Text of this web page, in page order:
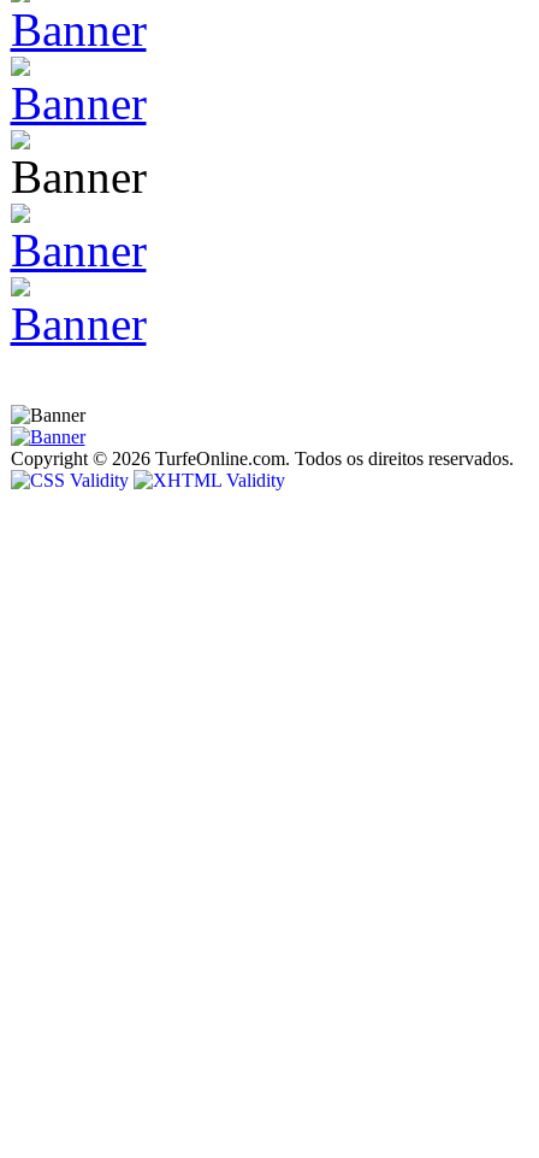
Copyright © 2026 TurfeOnline.com. Todos os direitos reservados.